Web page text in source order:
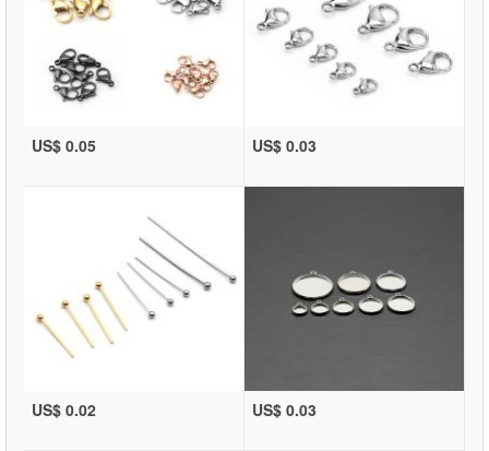
US$ 0.05 US$ 0.03
US$ 0.02 US$ 0.03